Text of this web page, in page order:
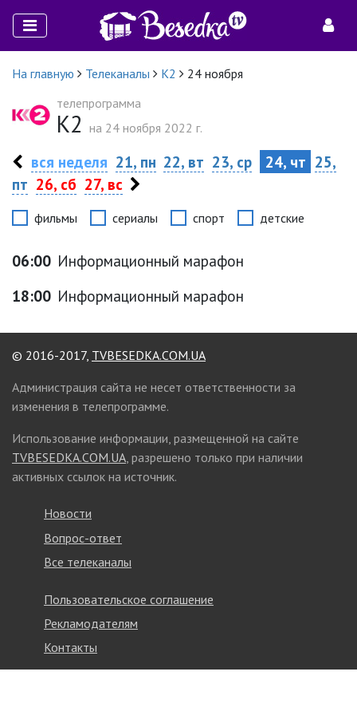
На главную Телеканалы К2
24 ноября
телепрограмма
К2 на 24 ноября 2022 г.
вся неделя 21, пн 22, вт 23, ср 24, чт 25,
пт 26, сб 27, вс
фильмы сериалы спорт детские
06:00 Информационный марафон
18:00 Информационный марафон
© 2016-2017, TVBESEDKA.COM.UA
Администрация сайта не несет ответственности за
изменения в телепрограмме.
Использование информации, размещенной на сайте
TVBESEDKA.COM.UA, разрешено только при наличии
активных ссылок на источник.
Новости
Вопрос-ответ
Все телеканалы
Пользовательское соглашение
Рекламодателям
Контакты